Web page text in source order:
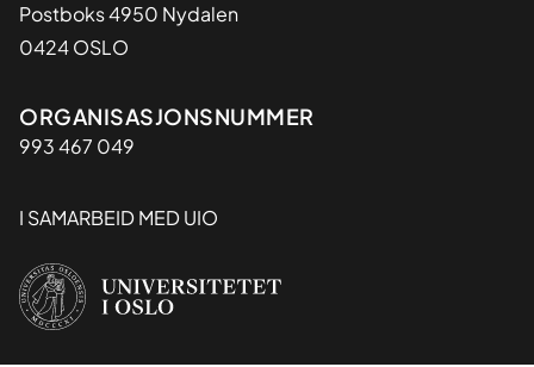
Postboks 4950 Nydalen
0424 OSLO
Organisasjon
ORGANISASJONSNUMMER
993 467 049
I SAMARBEID MED UIO